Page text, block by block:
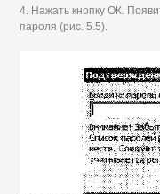
4. Нажать кнопку ОК.
пароля (рис. 5.5).